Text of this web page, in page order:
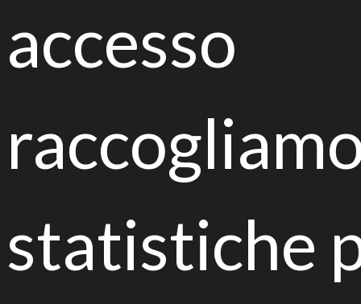
Strategie per la riqualificazione di suoli urbani
destinati all'orticoltura
Inquinamento del suolo
accesso
statistiche